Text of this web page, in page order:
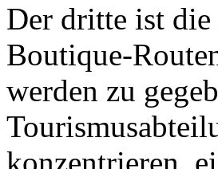
Der dritte ist
Boutique-
werden zu
konzentrieren,